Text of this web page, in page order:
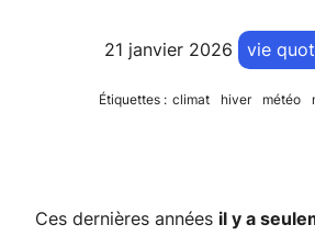
21 janvier 2026 vie
Étiquettes : climat hiver météo
Ces dernières années il y a